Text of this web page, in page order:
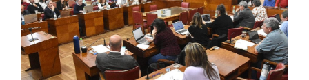
Ciudad
Deportes
Arte
y